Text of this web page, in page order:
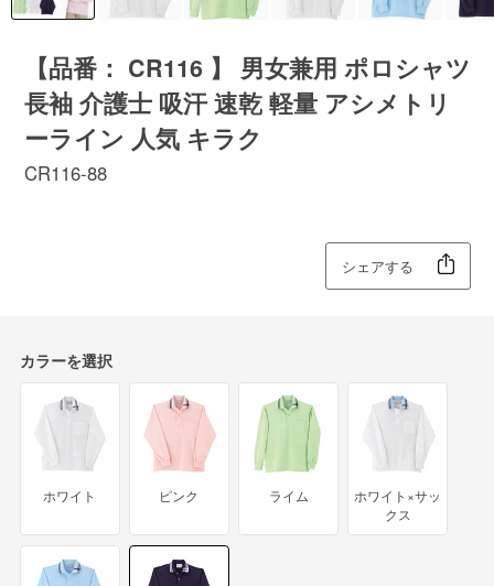
【品番： CR116 】 男女兼用 ポロシャツ
長袖 介護士 吸汗 速乾 軽量 アシメトリ
ーライン 人気 キラク
CR116-88
シェアする
カラーを選択
ホワイト ピンク ライム
ホワイト×サッ
クス